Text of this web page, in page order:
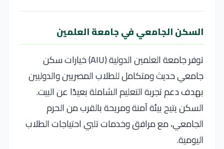
السكن الجامعي في جامعة العلمين
توفر جامعة العلمين الدولية (AIU) خيارات سكن
جامعي حديث ومتكامل للطلاب المصريين والدوليين
بهدف دعم تجربة التعليم الشاملة بعيدًا عن البيت.
السكن يتيح بيئة آمنة ومريحة بالقرب من الحرم
الجامعي، مع مرافق وخدمات تلبي احتياجات الطلاب
اليومية.